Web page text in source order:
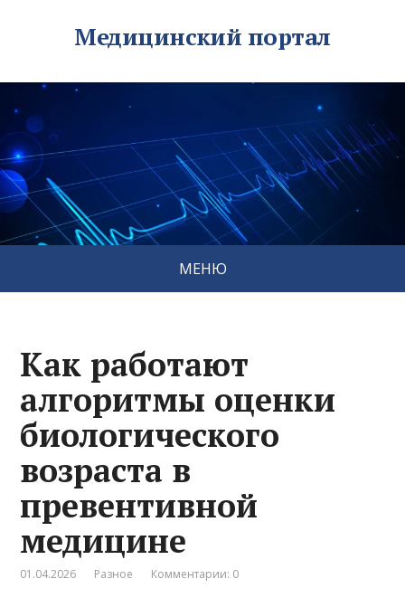
Медицинский портал
МЕНЮ
Как работают
алгоритмы оценки
биологического
возраста в
превентивной
медицине
01.04.2026 Разное Комментарии: 0